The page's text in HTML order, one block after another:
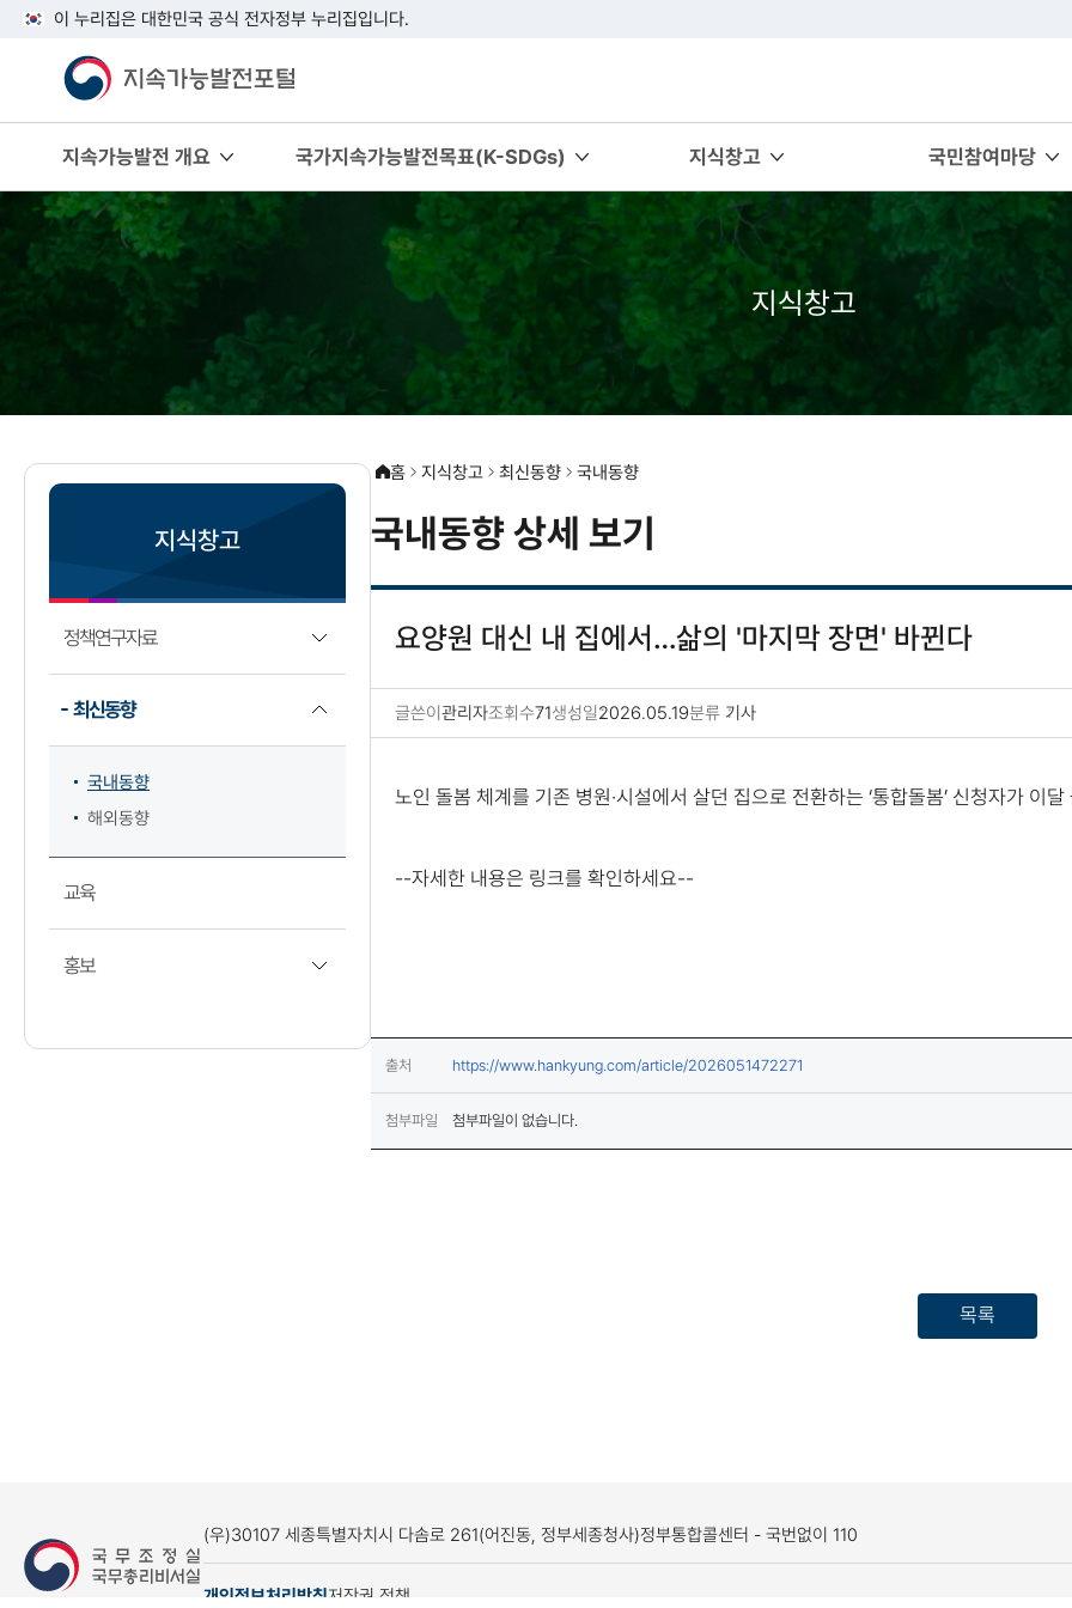
이 누리집은 대한민국 공식 전자정부 누리집입니다.
지속가능발전 개요 국가지속가능발전목표(K-SDGs) 지식창고 국민참여마당
지식창고
지식창고
정책연구자료
최신동향
국내동향
해외동향
교육
홍보
홈 지식창고 최신동향 국내동향
국내동향 상세 보기
요양원 대신 내 집에서…삶의 '마지막 장면' 바뀐다
글쓴이관리자조회수71생성일2026.05.19분류 기사
노인 돌봄 체계를 기존 병원·시설에서 살던 집으로 전환하는 ‘통합돌봄’ 신청자가 이
--자세한 내용은 링크를 확인하세요--
출처 https://www.hankyung.com/article/2026051472271
첨부파일 첨부파일이 없습니다.
목록
(우)30107 세종특별자치시 다솜로 261(어진동, 정부세종청사)정부통합콜센터 - 국번없이 110
개인정보처리방침저작권 정책